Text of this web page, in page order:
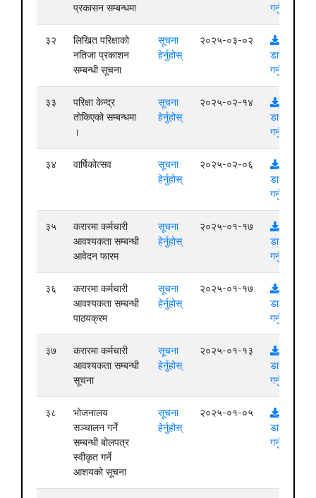
प्रकासन सम्बन्धमा
गर्नुहोस्
३२
लिखित परिक्षाको
नतिजा प्रकाशन
सम्बन्धी सूचना
सूचना
हेर्नुहोस्
२०२५-०३-०२
डाउनलोड
गर्नुहोस्
३३
परिक्षा केन्द्र
तोकिएको सम्बन्धमा
।
सूचना
हेर्नुहोस्
२०२५-०२-१४
डाउनलोड
गर्नुहोस्
३४ वार्षिकोत्सव
सूचना
हेर्नुहोस्
२०२५-०२-०६
डाउनलोड
गर्नुहोस्
३५
करारमा कर्मचारी
आवश्यकता सम्बन्धी
आवेदन फारम
सूचना
हेर्नुहोस्
२०२५-०१-१७
डाउनलोड
गर्नुहोस्
३६
करारमा कर्मचारी
आवश्यकता सम्बन्धी
पाठयक्रम
सूचना
हेर्नुहोस्
२०२५-०१-१७
डाउनलोड
गर्नुहोस्
३७
करारमा कर्मचारी
आवश्यकता सम्बन्धी
सूचना
सूचना
हेर्नुहोस्
२०२५-०१-१३
डाउनलोड
गर्नुहोस्
३८
भोजनालय
सञ्चालन गर्ने
सम्बन्धी बोलपत्र
स्वीकृत गर्ने
आशयको सूचना
सूचना
हेर्नुहोस्
२०२५-०१-०५
डाउनलोड
गर्नुहोस्